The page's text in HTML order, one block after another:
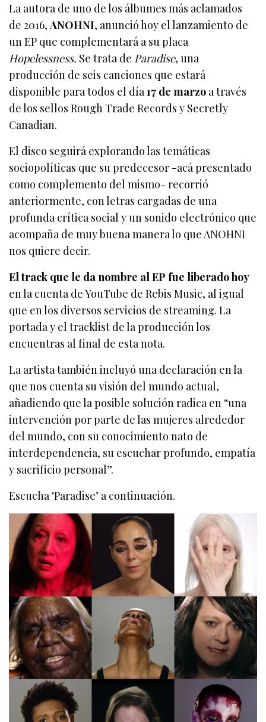
La autora de uno de los álbumes más aclamados
de 2016,ANOHNI, anunció hoy el lanzamiento de
un EP que complementará a su placa
Hopelessness. Se trata de Paradise, una
producción de seis canciones que estará
disponible para todos el día17 de marzo a través
de los sellos Rough Trade Records y Secretly
Canadian.
El disco seguirá explorando las temáticas
sociopolíticas que su predecesor -acá presentado
como complemento del mismo- recorrió
anteriormente, con letras cargadas de una
profunda crítica social y un sonido electrónico que
acompaña de muy buena manera lo que ANOHNI
nos quiere decir.
El track que le da nombre al EP fue liberado hoy
en la cuenta de YouTube de Rebis Music, al igual
que en los diversos servicios de streaming. La
portada y el tracklist de la producción los
encuentras al final de esta nota.
La artista también incluyó una declaración en la
que nos cuenta su visión del mundo actual,
añadiendo que la posible solución radica en “una
intervención por parte de las mujeres alrededor
del mundo, con su conocimiento nato de
interdependencia, su escuchar profundo, empatía
y sacrificio personal”.
Escucha ‘Paradise’ a continuación.